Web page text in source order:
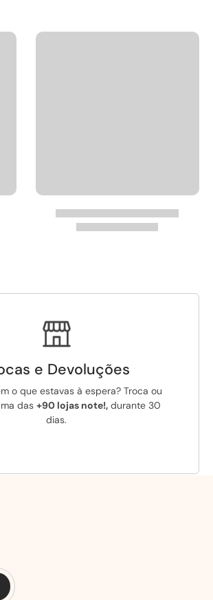
e Devoluções
o que estavas à espera? Troca ou
das +90 lojas note!,durante 30
dias.